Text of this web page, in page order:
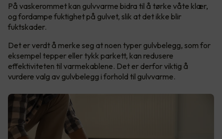
På vaskerommet kan gulvvarme bidra til å tørke våte klær,
og fordampe fuktighet på gulvet, slik at det ikke blir
fuktskader.
Det er verdt å merke seg at noen typer gulvbelegg, som for
eksempel tepper eller tykk parkett, kan redusere
effektiviteten til varmekablene. Det er derfor viktig å
vurdere valg av gulvbelegg i forhold til gulvvarme.